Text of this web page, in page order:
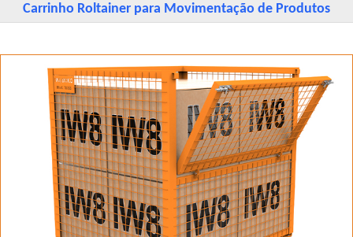
Carrinho Roltainer para Movimentação de Produtos